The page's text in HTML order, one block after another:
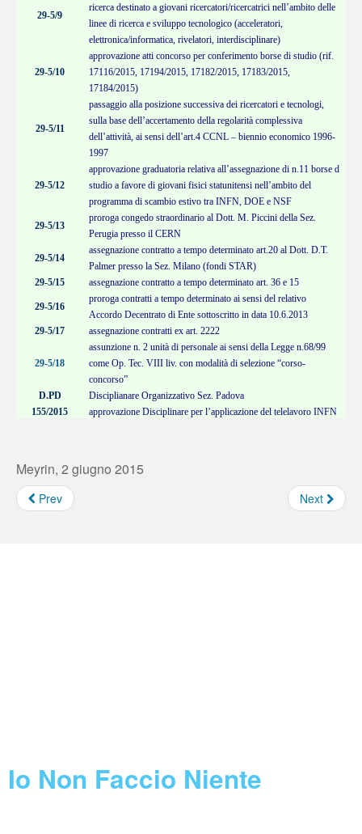
29-5/9
ricerca destinato a giovani ricercatori/ricercatrici nell’ambito delle
linee di ricerca e sviluppo tecnologico (acceleratori,
elettronica/informatica, rivelatori, interdisciplinare)
29-5/10
approvazione atti concorso per conferimento borse di studio (rif.
17116/2015, 17194/2015, 17182/2015, 17183/2015,
17184/2015)
29-5/11
passaggio alla posizione successiva dei ricercatori e tecnologi,
sulla base dell’accertamento della regolarità complessiva
dell’attività, ai sensi dell’art.4 CCNL – biennio economico 1996-
1997
29-5/12
approvazione graduatoria relativa all’assegnazione di n.11 borse d
studio a favore di giovani fisici statunitensi nell’ambito del
programma di scambio estivo tra INFN, DOE e NSF
29-5/13
proroga congedo straordinario al Dott. M. Piccini della Sez.
Perugia presso il CERN
29-5/14
assegnazione contratto a tempo determinato art.20 al Dott. D.T.
Palmer presso la Sez.Milano (fondi STAR)
29-5/15
assegnazione contratto a tempo determinato art. 36 e 15
29-5/16
proroga contratti a tempo determinato ai sensi del relativo
Accordo Decentrato di Ente sottoscritto in data 10.6.2013
29-5/17
assegnazione contratti ex art. 2222
29-5/18
assunzione n. 2 unità di personale ai sensi della Legge n.68/99
come Op. Tec.VIII liv. con modalità di selezione “corso-
concorso”
D.PD
Disciplianare Organizzativo Sez. Padova
155/2015
approvazione Disciplinare per l’applicazione del telelavoro INFN
Meyrin, 2 giugno 2015
Prev Next
Io Non Faccio Niente